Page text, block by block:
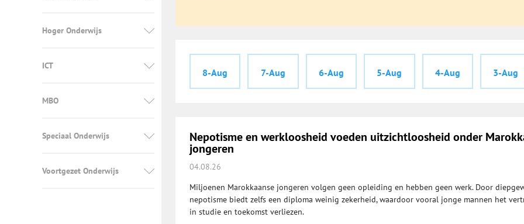
Hoger Onderwijs
ICT
MBO
Speciaal Onderwijs
Voortgezet Onderwijs
8-Aug 7-Aug 6-Aug 5-Aug 4-Aug 3-Aug
Nepotisme en werkloosheid voeden uitzichtloosheid onder
jongeren
04.08.26
Miljoenen Marokkaanse jongeren volgen geen opleiding en hebben geen werk. Door
nepotisme biedt zelfs een diploma weinig zekerheid, waardoor vooral jonge mannen het
in studie en toekomst verliezen.